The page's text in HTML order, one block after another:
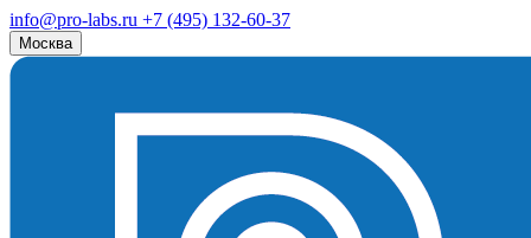
info@pro-labs.ru +7 (495) 132-60-37
Москва